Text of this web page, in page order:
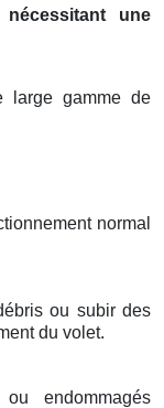
une
large gamme de
normal
ou subir des
du volet.
endommagés